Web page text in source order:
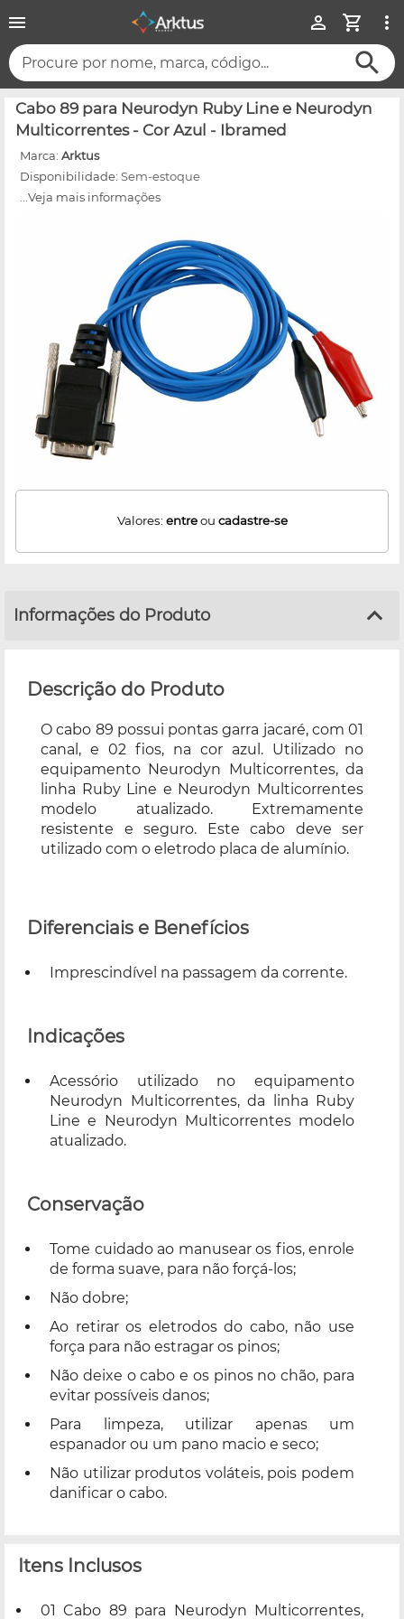
Procure por nome, marca, código...
Cabo 89 para Neurodyn Ruby Line e Neurodyn
Multicorrentes - Cor Azul - Ibramed
Marca: Arktus
Disponibilidade: Sem-estoque
...Veja mais informações
Valores: entreou cadastre-se
Informações do Produto
Descrição do Produto
O cabo 89 possui pontas garra jacaré, com 01
canal, e 02 fios, na cor azul. Utilizado no
equipamento Neurodyn Multicorrentes, da
linha Ruby Line e Neurodyn Multicorrentes
modelo atualizado. Extremamente
resistente e seguro. Este cabo deve ser
utilizado com o eletrodo placa de alumínio.
Diferenciais e Benefícios
Imprescindível na passagem da corrente.
Indicações
Acessório utilizado no equipamento
Neurodyn Multicorrentes, da linha Ruby
Line e Neurodyn Multicorrentes modelo
atualizado.
Conservação
Tome cuidado ao manusear os fios, enrole
de forma suave, para não forçá-los;
Não dobre;
Ao retirar os eletrodos do cabo, não use
força para não estragar os pinos;
Não deixe o cabo e os pinos no chão, para
evitar possíveis danos;
Para limpeza, utilizar apenas um
espanador ou um pano macio e seco;
Não utilizar produtos voláteis, pois podem
danificar o cabo.
Itens Inclusos
01 Cabo 89 para Neurodyn Multicorrentes,